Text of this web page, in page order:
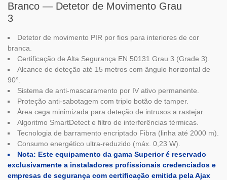
Branco — Detetor de Movimento Grau
3
Detetor de movimento PIR por fios para interiores de cor
branca.
Certificação de Alta Segurança EN 50131 Grau 3 (Grade 3).
Alcance de deteção até 15 metros com ângulo horizontal de
90°.
Sistema de anti-mascaramento por IV ativo permanente.
Proteção anti-sabotagem com triplo botão de tamper.
Área cega minimizada para deteção de intrusos a rastejar.
Algoritmo SmartDetect e filtro de interferências térmicas.
Tecnologia de barramento encriptado Fibra (linha até 2000 m).
Consumo energético ultra-reduzido (máx. 0,23 W).
Nota: Este equipamento da gama Superior é reservado
exclusivamente a instaladores profissionais credenciados e
empresas de segurança com certificação emitida pela Ajax